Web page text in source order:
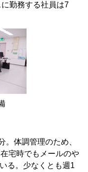
勤務する社員は7
体調管理のため、
宅時でもメールのや
る。少なくとも週1